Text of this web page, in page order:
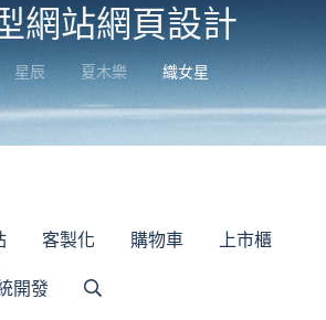
網站網頁設計
星辰 夏木樂 織女星
客製化 購物車
上市櫃
開發